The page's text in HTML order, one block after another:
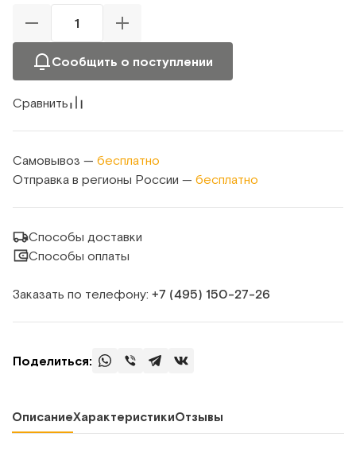
Сообщить о поступлении
Сравнить
Самовывоз — бесплатно
Отправка в регионы России — бесплатно
Способы доставки
Способы оплаты
Заказать по телефону: +7 (495) 150‑27‑26
Поделиться:
ОписаниеХарактеристикиОтзывы